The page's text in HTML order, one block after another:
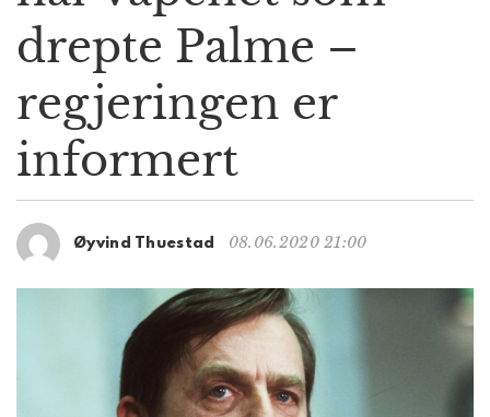
a
t
drepte Palme –
regjeringen er
informert
Øyvind Thuestad 08.06.2020 21:00